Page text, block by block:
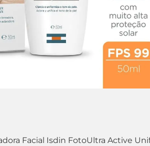
Facial Isdin FotoUltra Active